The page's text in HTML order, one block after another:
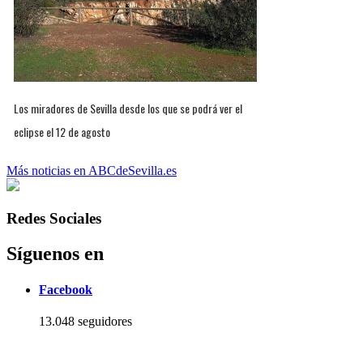
Los miradores de Sevilla desde los que se podrá ver el
eclipse el 12 de agosto
Más noticias en ABCdeSevilla.es
Redes Sociales
Síguenos en
Facebook
13.048 seguidores